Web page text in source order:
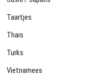
Taartjes
Thais
Turks
Vietnamees